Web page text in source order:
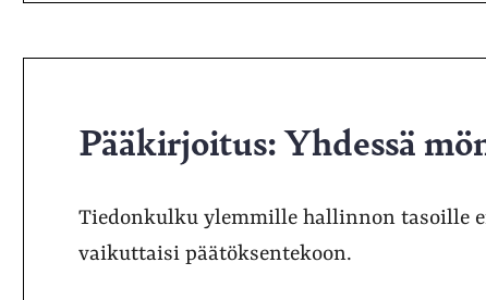
Pääkirjoitus: Yhdessä
Tiedonkulku ylemmille hallinnon tasoille
vaikuttaisi päätöksentekoon.